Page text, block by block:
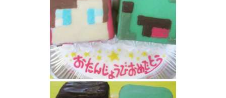
まいぜんシスターズケーキ